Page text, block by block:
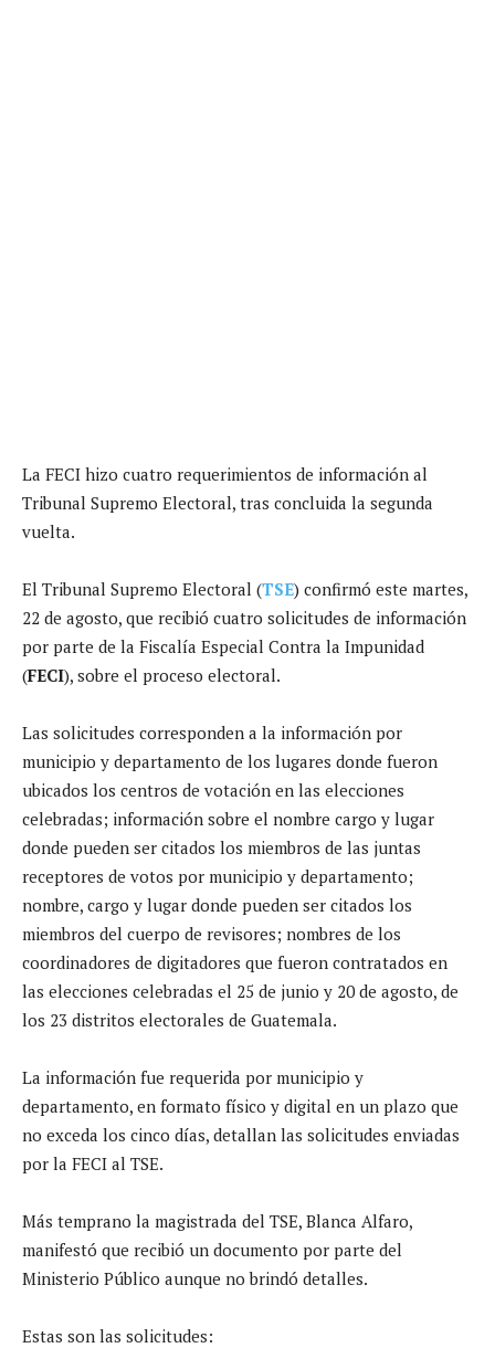
La FECI hizo cuatro requerimientos de información al
Tribunal Supremo Electoral, tras concluida la segunda
vuelta.
El Tribunal Supremo Electoral (TSE) confirmó este martes,
22 de agosto, que recibió cuatro solicitudes de información
por parte de la Fiscalía Especial Contra la Impunidad
(FECI), sobre el proceso electoral.
Las solicitudes corresponden a la información por
municipio y departamento de los lugares donde fueron
ubicados los centros de votación en las elecciones
celebradas; información sobre el nombre cargo y lugar
donde pueden ser citados los miembros de las juntas
receptores de votos por municipio y departamento;
nombre, cargo y lugar donde pueden ser citados los
miembros del cuerpo de revisores; nombres de los
coordinadores de digitadores que fueron contratados en
las elecciones celebradas el 25 de junio y 20 de agosto, de
los 23 distritos electorales de Guatemala.
La información fue requerida por municipio y
departamento, en formato físico y digital en un plazo que
no exceda los cinco días, detallan las solicitudes enviadas
por la FECI al TSE.
Más temprano la magistrada del TSE, Blanca Alfaro,
manifestó que recibió un documento por parte del
Ministerio Público aunque no brindó detalles.
Estas son las solicitudes: